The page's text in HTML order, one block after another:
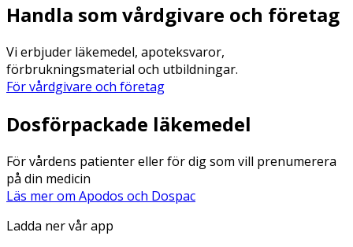
Handla som vårdgivare och företag
Vi erbjuder läkemedel, apoteksvaror,
förbrukningsmaterial och utbildningar.
För vårdgivare och företag
Dosförpackade läkemedel
För vårdens patienter eller för dig som vill prenumerera
på din medicin
Läs mer om Apodos och Dospac
Ladda ner vår app